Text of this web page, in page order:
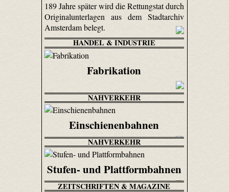
189 Jahre später wird die Rettungstat durch
Originalunterlagen aus dem Stadtarchiv
Amsterdam belegt.
HANDEL & INDUSTRIE
Fabrikation
NAHVERKEHR
Einschienenbahnen
NAHVERKEHR
Stufen- und Plattformbahnen
ZEITSCHRIFTEN & MAGAZINE